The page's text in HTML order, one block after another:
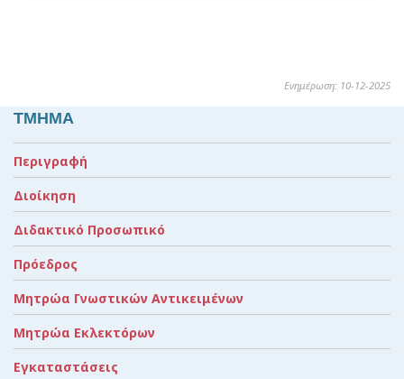
Ενημέρωση: 10-12-2025
ΤΜΗΜΑ
Περιγραφή
Διοίκηση
Διδακτικό Προσωπικό
Πρόεδρος
Μητρώα Γνωστικών Αντικειμένων
Μητρώα Εκλεκτόρων
Εγκαταστάσεις